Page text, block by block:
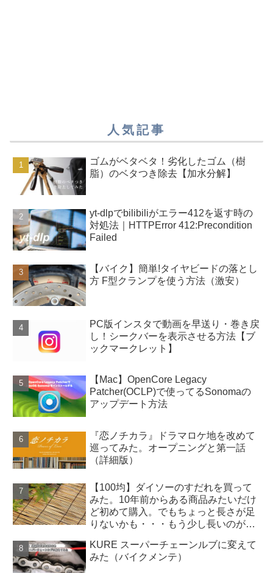
人気記事
ゴムがベタベタ！劣化したゴム（樹
脂）のベタつき除去【加水分解】
yt-dlpでbilibiliがエラー412を返す時の
対処法｜HTTPError 412:Precondition
Failed
【バイク】簡単!タイヤビードの落とし
方 F型クランプを使う方法（激安）
PC版インスタで動画を早送り・巻き戻
し！シークバーを表示させる方法【ブ
ックマークレット】
【Mac】OpenCore Legacy
Patcher(OCLP)で使ってるSonomaの
アップデート方法
『恋ノチカラ』ドラマロケ地を改めて
巡ってみた。オープニングと第一話
（詳細版）
【100均】ダイソーのすだれを買って
みた。10年前からある商品みたいだけ
ど初めて購入。でもちょっと長さが足
りないかも・・・もう少し長いのがあ
KURE スーパーチェーンルブに変えて
みた（バイクメンテ）